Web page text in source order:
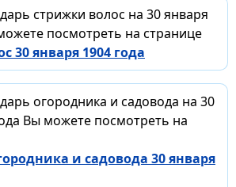
стрижки волос на 30 января
посмотреть на странице
30 января 1904 года
огородника и садовода на 30
Вы можете посмотреть на
и садовода 30 января